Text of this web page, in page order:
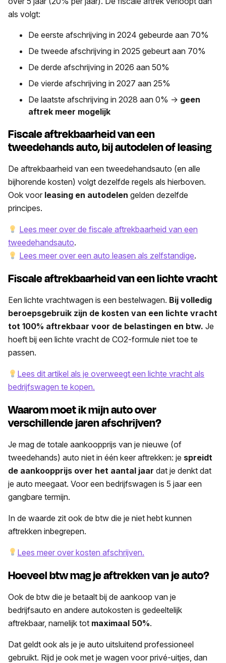
als volgt:
De eerste afschrijving in 2024 gebeurde aan 70%
De tweede afschrijving in 2025 gebeurt aan 70%
De derde afschrijving in 2026 aan 50%
De vierde afschrijving in 2027 aan 25%
De laatste afschrijving in 2028 aan 0% -> geen
aftrek meer mogelijk
Fiscale aftrekbaarheid van een
tweedehands auto, bij autodelen of leasing
De aftrekbaarheid van een tweedehandsauto (en alle
bijhorende kosten) volgt dezelfde regels als hierboven.
Ook voor leasing en autodelen gelden dezelfde
principes.
Lees meer over de fiscale aftrekbaarheid van een
tweedehandsauto.
Lees meer over een auto leasen als zelfstandige.
Fiscale aftrekbaarheid van een lichte vracht
Een lichte vrachtwagen is een bestelwagen. Bij volledig
beroepsgebruik zijn de kosten van een lichte vracht
tot 100% aftrekbaar voor de belastingen en btw. Je
hoeft bij een lichte vracht de CO2-formule niet toe te
passen.
Lees dit artikel als je overweegt een lichte vracht als
bedrijfswagen te kopen.
Waarom moet ik mijn auto over
verschillende jaren afschrijven?
Je mag de totale aankoopprijs van je nieuwe (of
tweedehands) auto niet in één keer aftrekken: je spreidt
de aankoopprijs over het aantal jaar dat je denkt dat
je auto meegaat. Voor een bedrijfswagen is 5 jaar een
gangbare termijn.
In de waarde zit ook de btw die je niet hebt kunnen
aftrekken inbegrepen.
Lees meer over kosten afschrijven.
Hoeveel btw mag je aftrekken van je auto?
Ook de btw die je betaalt bij de aankoop van je
bedrijfsauto en andere autokosten is gedeeltelijk
aftrekbaar, namelijk tot maximaal 50%.
Dat geldt ook als je je auto uitsluitend professioneel
gebruikt. Rijd je ook met je wagen voor privé-uitjes, dan